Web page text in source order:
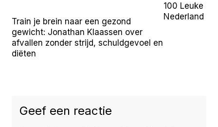
Train je brein naar een gezond
gewicht: Jonathan Klaassen over
afvallen zonder strijd, schuldgevoel en
diëten
100 Leuke
Nederland
Geef een reactie